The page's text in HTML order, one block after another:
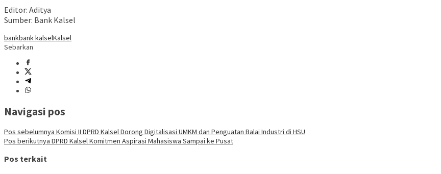
Editor: Aditya
Sumber: Bank Kalsel
bankbank kalselKalsel
Sebarkan
Navigasi pos
Pos sebelumnya Komisi II DPRD Kalsel Dorong Digitalisasi UMKM dan Penguatan Balai Industri di HSU
Pos berikutnya DPRD Kalsel Komitmen Aspirasi Mahasiswa Sampai ke Pusat
Pos terkait